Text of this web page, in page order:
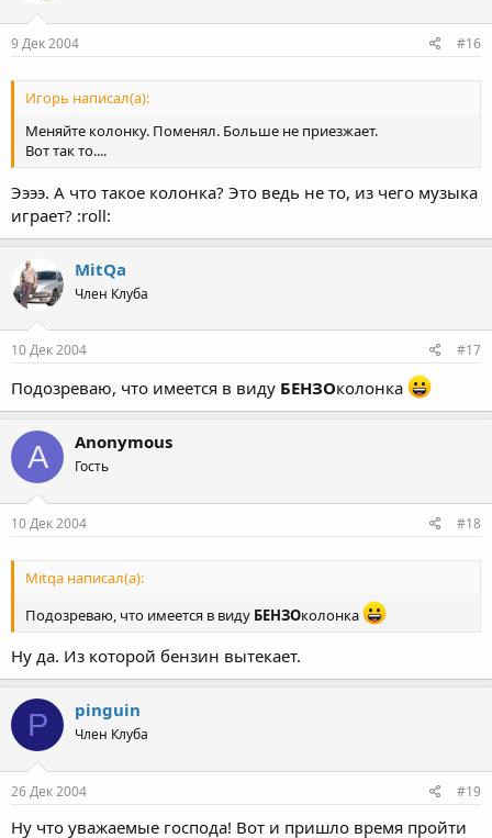
9 Дек 2004 #16
Игорь написал(а):
Меняйте колонку. Поменял. Больше не приезжает.
Вот так то....
Ээээ. А что такое колонка? Это ведь не то, из чего музыка
играет? :roll:
MitQa
Член Клуба
10 Дек 2004 #17
Подозреваю, что имеется в виду БЕНЗОколонка
A Anonymous
Гость
10 Дек 2004 #18
Mitqa написал(а):
Подозреваю, что имеется в виду БЕНЗОколонка
Ну да. Из которой бензин вытекает.
P pinguin
Член Клуба
26 Дек 2004 #19
Ну что уважаемые господа! Вот и пришло время пройти